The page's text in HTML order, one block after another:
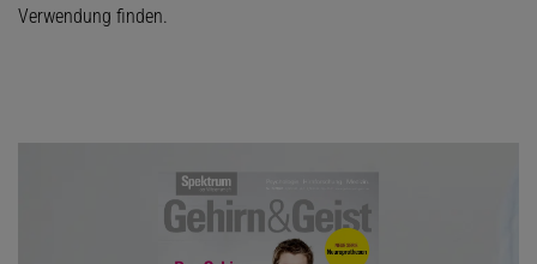
Verwendung finden.